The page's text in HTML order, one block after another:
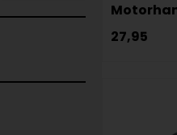
27,95